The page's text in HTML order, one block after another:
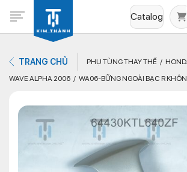
Catalog
Không có sản phẩm nào trong giỏ
TRANG CHỦ PHỤ TÙNG THAY THẾ
WAVE ALPHA 2006
WA06-BỮNG NGOÀI BẠC R